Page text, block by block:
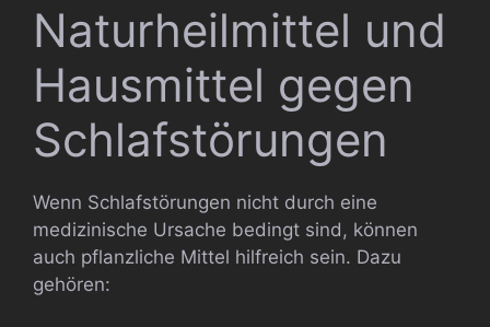
Naturheilmittel und
Hausmittel gegen
Schlafstörungen
Wenn Schlafstörungen nicht durch eine
medizinische Ursache bedingt sind, können
auch pflanzliche Mittel hilfreich sein. Dazu
gehören: